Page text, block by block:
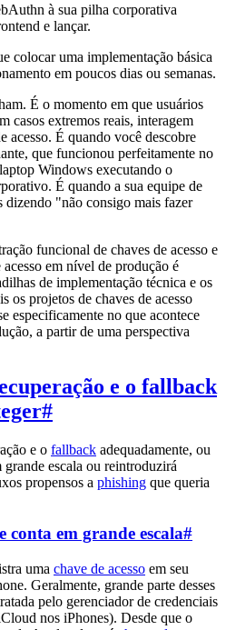
à sua pilha corporativa
e lançar.
colocar uma implementação básica
em poucos dias ou semanas.
É o momento em que usuários
casos extremos reais, interagem
acesso. É quando você descobre
que funcionou perfeitamente no
Windows executando o
É quando a sua equipe de
dizendo "não consigo mais fazer
funcional de chaves de acesso e
em nível de produção é
de implementação técnica e os
os projetos de chaves de acesso
especificamente no que acontece
a partir de uma perspectiva
e o fallback
#
e o fallback adequadamente, ou
escala ou reintroduzirá
propensos a phishing que queria
conta em grande escala#
uma chave de acesso em seu
Geralmente, grande parte desses
pelo gerenciador de credenciais
nos iPhones). Desde que o